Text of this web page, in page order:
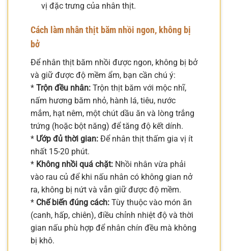
vị đặc trưng của nhân thịt.
Cách làm nhân thịt băm nhồi ngon, không bị
bở
Để nhân thịt băm nhồi được ngon, không bị bở
và giữ được độ mềm ẩm, bạn cần chú ý:
* Trộn đều nhân: Trộn thịt băm với mộc nhĩ,
nấm hương băm nhỏ, hành lá, tiêu, nước
mắm, hạt nêm, một chút dầu ăn và lòng trắng
trứng (hoặc bột năng) để tăng độ kết dính.
* Ướp đủ thời gian: Để nhân thịt thấm gia vị ít
nhất 15-20 phút.
* Không nhồi quá chặt: Nhồi nhân vừa phải
vào rau củ để khi nấu nhân có không gian nở
ra, không bị nứt và vẫn giữ được độ mềm.
* Chế biến đúng cách: Tùy thuộc vào món ăn
(canh, hấp, chiên), điều chỉnh nhiệt độ và thời
gian nấu phù hợp để nhân chín đều mà không
bị khô.